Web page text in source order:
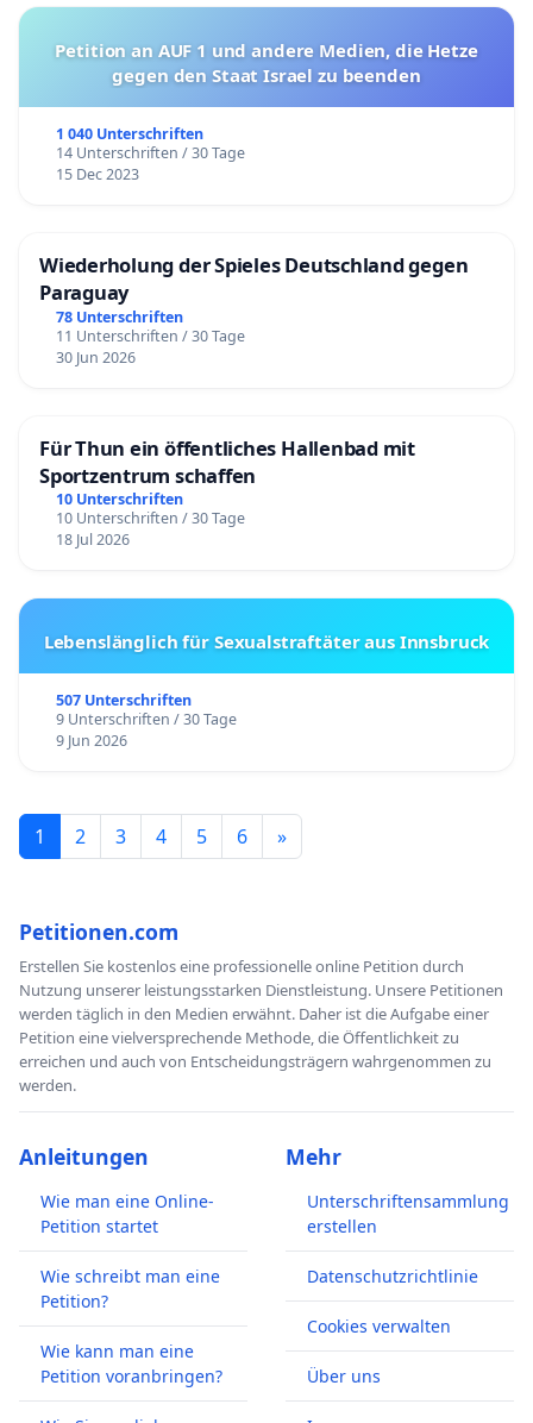
Petition an AUF 1 und andere Medien, die Hetze
gegen den Staat Israel zu beenden
1 040 Unterschriften
14 Unterschriften / 30 Tage
15 Dec 2023
Wiederholung der Spieles Deutschland gegen
Paraguay
78 Unterschriften
11 Unterschriften / 30 Tage
30 Jun 2026
Für Thun ein öffentliches Hallenbad mit
Sportzentrum schaffen
10 Unterschriften
10 Unterschriften / 30 Tage
18 Jul 2026
Lebenslänglich für Sexualstraftäter aus Innsbruck
507 Unterschriften
9 Unterschriften / 30 Tage
9 Jun 2026
1 2 3 4 5 6 »
Petitionen.com
Erstellen Sie kostenlos eine professionelle online Petition durch
Nutzung unserer leistungsstarken Dienstleistung. Unsere Petitionen
werden täglich in den Medien erwähnt. Daher ist die Aufgabe einer
Petition eine vielversprechende Methode, die Öffentlichkeit zu
erreichen und auch von Entscheidungsträgern wahrgenommen zu
werden.
Anleitungen
Wie man eine Online-
Petition startet
Wie schreibt man eine
Petition?
Wie kann man eine
Petition voranbringen?
Mehr
Unterschriftensammlung
erstellen
Datenschutzrichtlinie
Cookies verwalten
Über uns